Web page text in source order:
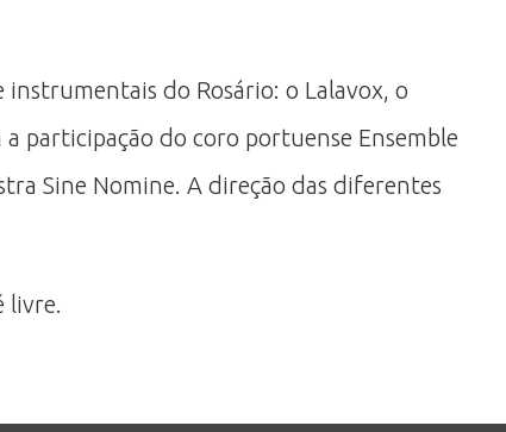
instrumentais do Rosário: o Lalavox, o
participação do coro portuense Ensemble
Sine Nomine. A direção das diferentes
livre.